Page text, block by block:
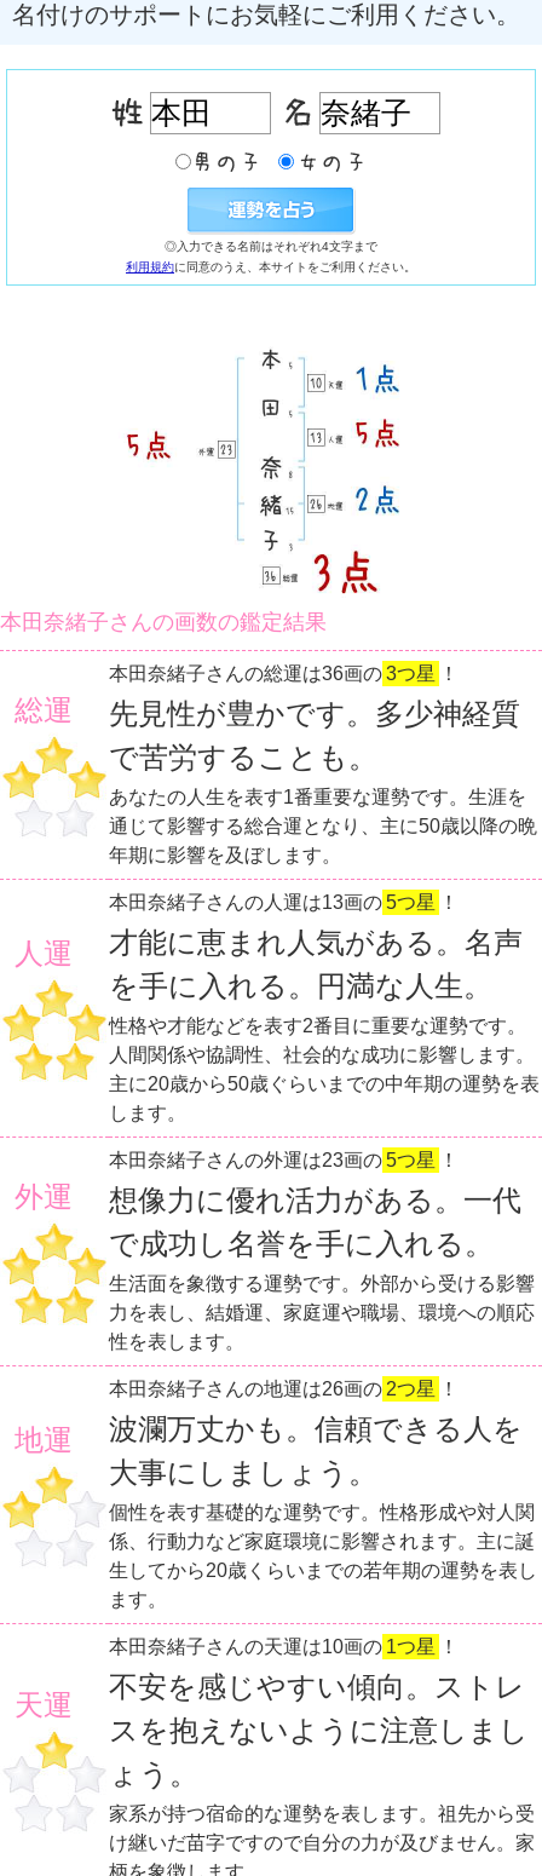
名付けのサポートにお気軽にご利用ください。
◎入力できる名前はそれぞれ4文字まで
利用規約に同意のうえ、本サイトをご利用ください。
本田奈緒子さんの画数の鑑定結果
総運
本田奈緒子さんの総運は36画の3つ星 ！
先見性が豊かです。多少神経質
で苦労することも。
あなたの人生を表す1番重要な運勢です。生涯を
通じて影響する総合運となり、主に50歳以降の晩
年期に影響を及ぼします。
人運
本田奈緒子さんの人運は13画の5つ星 ！
才能に恵まれ人気がある。名声
を手に入れる。円満な人生。
性格や才能などを表す2番目に重要な運勢です。
人間関係や協調性、社会的な成功に影響します。
主に20歳から50歳ぐらいまでの中年期の運勢を表
します。
外運
本田奈緒子さんの外運は23画の5つ星 ！
想像力に優れ活力がある。一代
で成功し名誉を手に入れる。
生活面を象徴する運勢です。外部から受ける影響
力を表し、結婚運、家庭運や職場、環境への順応
性を表します。
地運
本田奈緒子さんの地運は26画の 2つ星 ！
波瀾万丈かも。信頼できる人を
大事にしましょう。
個性を表す基礎的な運勢です。性格形成や対人関
係、行動力など家庭環境に影響されます。主に誕
生してから20歳くらいまでの若年期の運勢を表し
ます。
天運
本田奈緒子さんの天運は10画の 1つ星 ！
不安を感じやすい傾向。ストレ
スを抱えないように注意しまし
ょう。
家系が持つ宿命的な運勢を表します。祖先から受
け継いだ苗字ですので自分の力が及びません。家
柄を象徴します。